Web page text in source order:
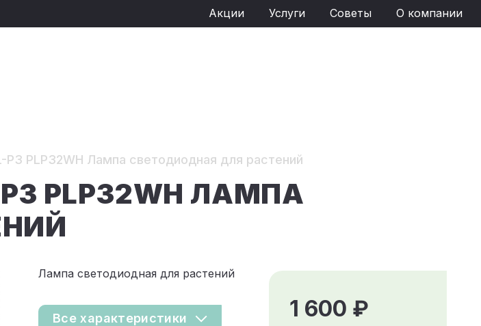
Акции Услуги Советы О компании
P3 PLP32WH Лампа светодиодная для растений
PLP32WH ЛАМПА
Лампа светодиодная для растений
Все характеристики 1 600 ₽